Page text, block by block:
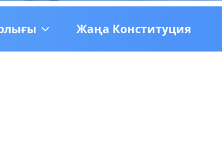
Жаңа Конституция